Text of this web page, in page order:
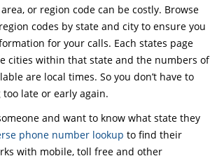
or region code can be costly. Browse
codes by state and city to ensure you
for your calls. Each states page
cities within that state and the numbers of
are local times. So you don’t have to
late or early again.
and want to know what state they
phone number lookup to find their
with mobile, toll free and other